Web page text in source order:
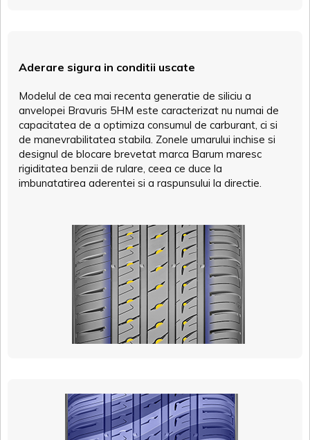
Aderare sigura in conditii uscate
Modelul de cea mai recenta generatie de siliciu a
anvelopei Bravuris 5HM este caracterizat nu numai de
capacitatea de a optimiza consumul de carburant, ci si
de manevrabilitatea stabila. Zonele umarului inchise si
designul de blocare brevetat marca Barum maresc
rigiditatea benzii de rulare, ceea ce duce la
imbunatatirea aderentei si a raspunsului la directie.